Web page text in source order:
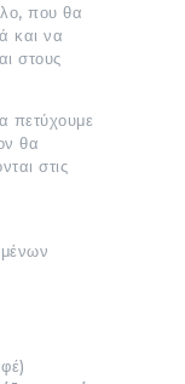
που θα
και να
στους
πετύχουμε
θα
στις